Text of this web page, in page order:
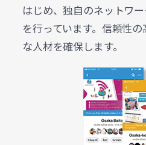
はじめ、独自のネットワ
を行っています。信頼性
な人材を確保します。